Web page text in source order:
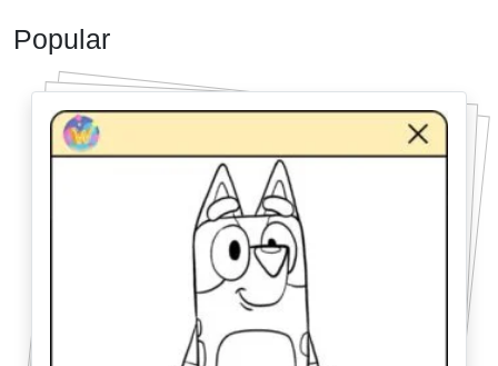
Popular